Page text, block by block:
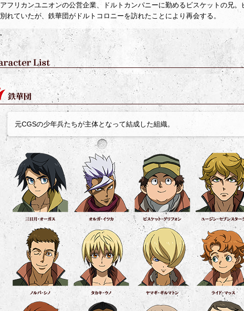
アフリカンユニオンの公営企業、ドルトカンパニーに勤めるビスケットの兄。
別れていたが、鉄華団がドルトコロニーを訪れたことにより再会する。
元CGSの少年兵たちが主体となって結成した組織。